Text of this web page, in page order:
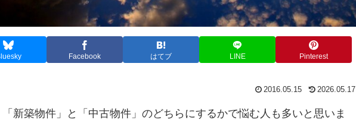
Facebook はてブ LINE Pinterest
2016.05.15 2026.05.17
新築物件」と「中古物件」のどちらにするかで悩む人も多いと思いま